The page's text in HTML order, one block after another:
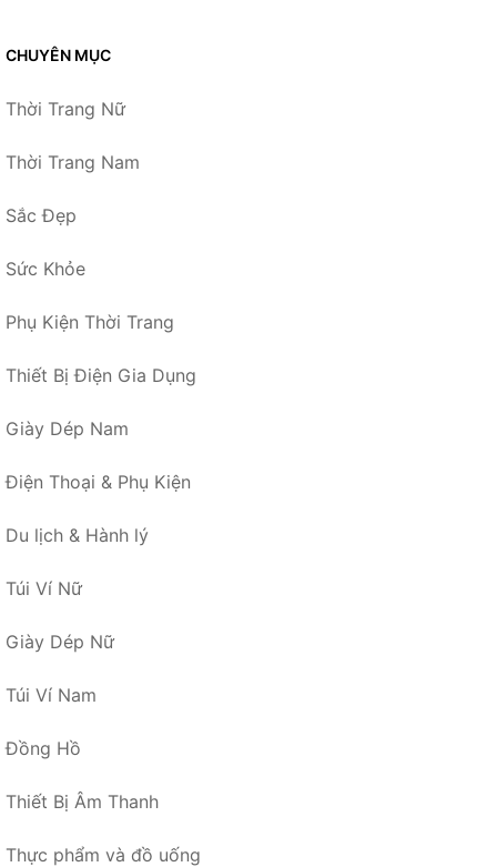
CHUYÊN MỤC
Thời Trang Nữ
Thời Trang Nam
Sắc Đẹp
Sức Khỏe
Phụ Kiện Thời Trang
Thiết Bị Điện Gia Dụng
Giày Dép Nam
Điện Thoại & Phụ Kiện
Du lịch & Hành lý
Túi Ví Nữ
Giày Dép Nữ
Túi Ví Nam
Đồng Hồ
Thiết Bị Âm Thanh
Thực phẩm và đồ uống